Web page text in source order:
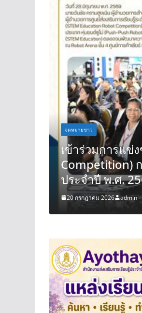
นำรถห้องสมุดเ
ร่วมกับห้องสมุ
30 มิถุนายน 2026 admin